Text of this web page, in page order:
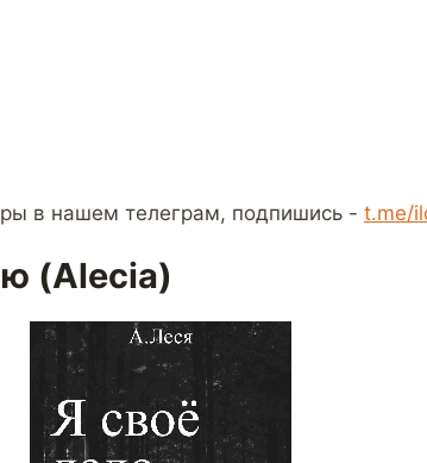
в нашем телеграм, подпишись - t.me/
(Alecia)